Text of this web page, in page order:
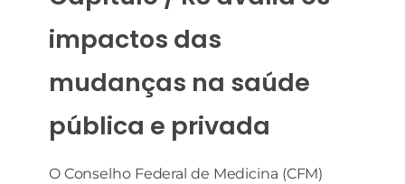
impactos das
mudanças na saúde
pública e privada
O Conselho Federal de Medicina (CFM)